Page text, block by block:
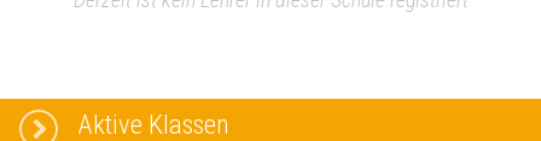
Aktive Klassen